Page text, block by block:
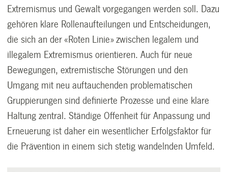
Extremismus und Gewalt vorgegangen werden soll. Dazu
gehören klare Rollenaufteilungen und Entscheidungen,
die sich an der «Roten Linie» zwischen legalem und
illegalem Extremismus orientieren. Auch für neue
Bewegungen, extremistische Störungen und den
Umgang mit neu auftauchenden problematischen
Gruppierungen sind definierte Prozesse und eine klare
Haltung zentral. Ständige Offenheit für Anpassung und
Erneuerung ist daher ein wesentlicher Erfolgsfaktor für
die Prävention in einem sich stetig wandelnden Umfeld.